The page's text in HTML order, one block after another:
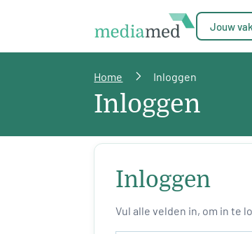
Jouw
Home Inloggen
Inloggen
Inloggen
Vul alle velden in, om in te